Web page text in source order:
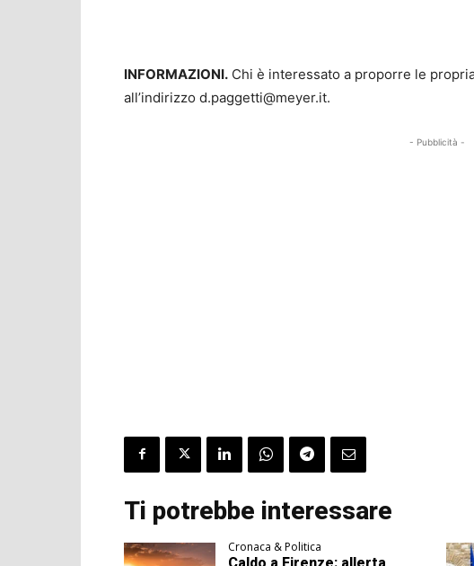
INFORMAZIONI. Chi è interessato a proporre le
all’indirizzo d.paggetti@meyer.it.
- Pubblicità -
Ti potrebbe interessare
Cronaca & Politica